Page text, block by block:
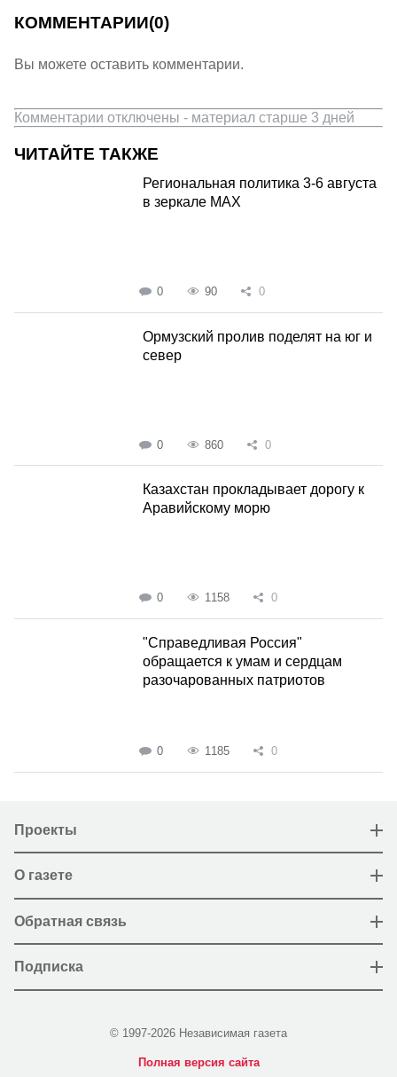
КОММЕНТАРИИ(0)
Вы можете оставить комментарии.
Комментарии отключены - материал старше 3 дней
ЧИТАЙТЕ ТАКЖЕ
Региональная политика 3-6 августа
в зеркале MAX
0 90 0
Ормузский пролив поделят на юг и
север
0 860 0
Казахстан прокладывает дорогу к
Аравийскому морю
0 1158 0
"Справедливая Россия"
обращается к умам и сердцам
разочарованных патриотов
0 1185 0
Проекты
О газете
Обратная связь
Подписка
© 1997-2026 Независимая газета
Полная версия сайта